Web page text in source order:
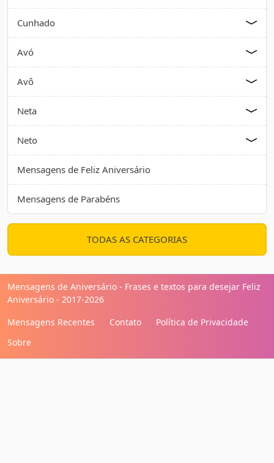
Cunhado
Avó
Avô
Neta
Neto
Mensagens de Feliz Aniversário
Mensagens de Parabéns
TODAS AS CATEGORIAS
Mensagens de Aniversário - Frases e textos para desejar Feliz
Aniversário - 2017-2026
Mensagens Recentes
Contato
Política de Privacidade
Sobre